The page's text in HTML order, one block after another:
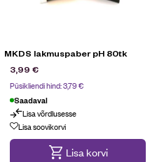
MKDS lakmuspaber pH 80tk
3,99 €
Püsikliendi hind:3,79€
Saadaval
Lisa võrdlusesse
Lisa soovikorvi
Lisa korvi